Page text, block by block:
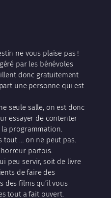
ne vous plaise pas !
par les bénévoles
donc gratuitement
une personne qui est
seule salle, on est donc
essayer de contenter
programmation.
tout … on ne peut pas.
parfois.
peu servir, soit de livre
de faire des
des films qu’il vous
tout a fait ouvert.